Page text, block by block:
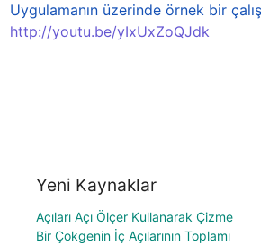
http://youtu.be/yIxUxZoQJdk
Yeni Kaynaklar
Açıları Açı Ölçer Kullanarak Çizme
Bir Çokgenin İç Açılarının Toplamı